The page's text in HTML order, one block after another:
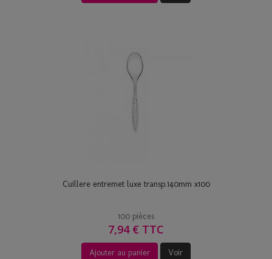
Cuillere entremet luxe transp.140mm x100
100 pièces
7,94 € TTC
Ajouter au panier Voir